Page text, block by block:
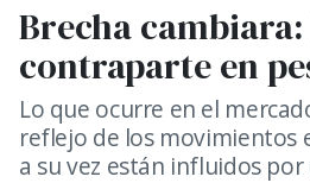
Brecha
contraparte en
Lo que ocurre en el
reflejo de los movimientos
a su vez están influidos